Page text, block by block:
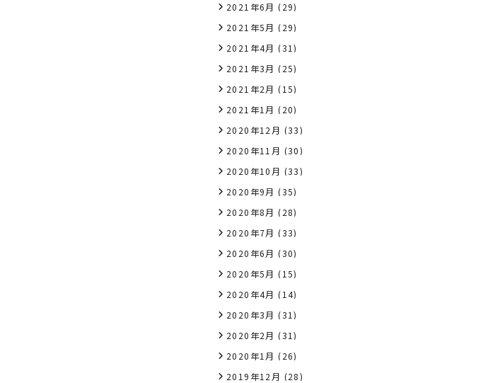
2021年6月 (29)
2021年5月 (29)
2021年4月 (31)
2021年3月 (25)
2021年2月 (15)
2021年1月 (20)
2020年12月 (33)
2020年11月 (30)
2020年10月 (33)
2020年9月 (35)
2020年8月 (28)
2020年7月 (33)
2020年6月 (30)
2020年5月 (15)
2020年4月 (14)
2020年3月 (31)
2020年2月 (31)
2020年1月 (26)
2019年12月 (28)